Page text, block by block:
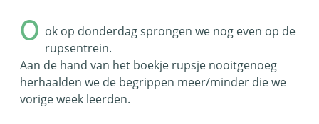
O ok op donderdag sprongen we nog even op de
rupsentrein.
Aan de hand van het boekje rupsje nooitgenoeg
herhaalden we de begrippen meer/minder die we
vorige week leerden.